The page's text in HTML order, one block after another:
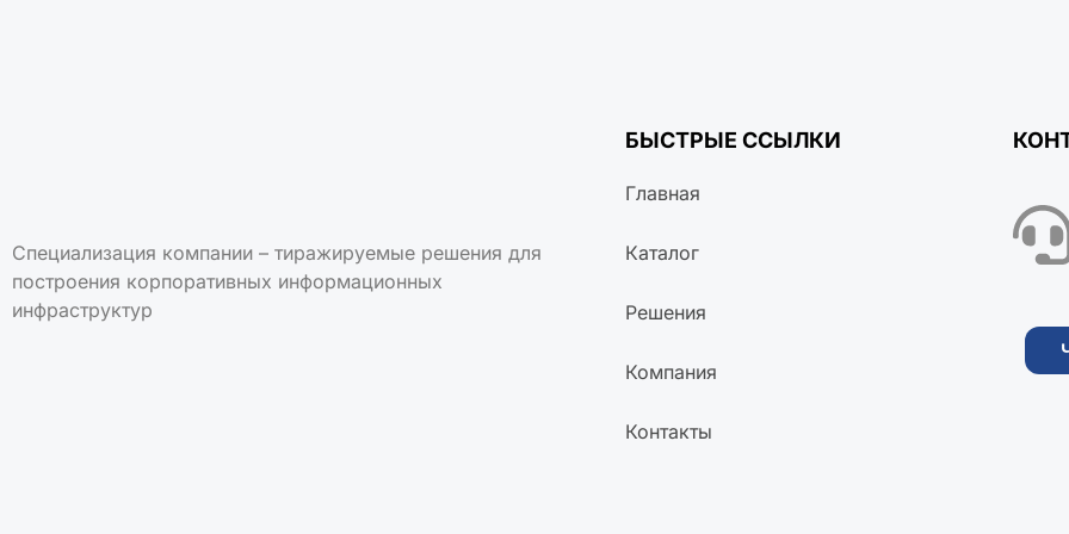
Специализация компании – тиражируемые решения для
построения корпоративных информационных
инфраструктур
БЫСТРЫЕ ССЫЛКИ
Главная
Каталог
Решения
Компания
Контакты